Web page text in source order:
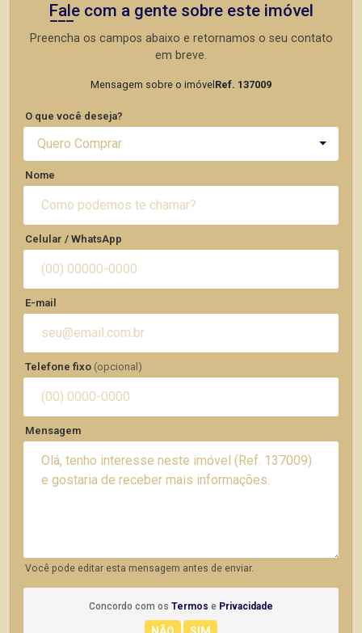
Fale com a gente sobre este imóvel
Preencha os campos abaixo e retornamos o seu contato
em breve.
Mensagem sobre o imóvel Ref. 137009
O que você deseja?
Quero Comprar
Nome
Celular / WhatsApp
E-mail
Telefone fixo (opcional)
Mensagem
Você pode editar esta mensagem antes de enviar.
Concordo com os Termos e Privacidade